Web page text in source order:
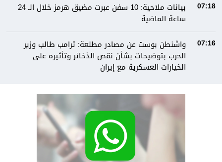
07:18
بيانات ملاحية: 10 سفن عبرت مضيق هرمز خلال الـ 24
ساعة الماضية
07:16
واشنطن بوست عن مصادر مطلعة: ترامب طالب وزير
الحرب بتوضيحات بشأن نقص الذخائر وتأثيره على
الخيارات العسكرية مع إيران